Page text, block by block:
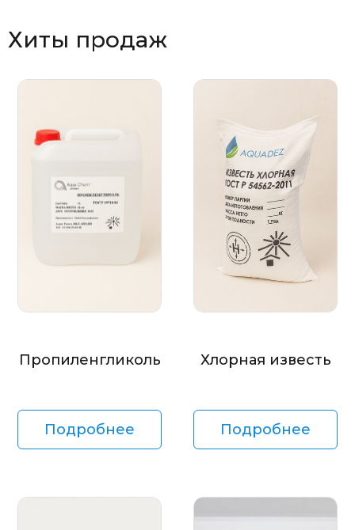
Хиты продаж
Пропиленгликоль
Подробнее
Хлорная известь
Подробнее